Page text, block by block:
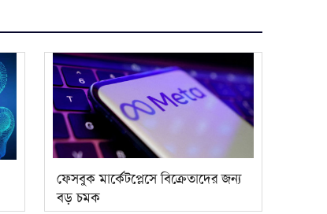
ফেসবুক মার্কেটপ্লেসে বিক্রেতাদের জন্য
বড় চমক